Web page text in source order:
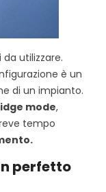
utilizzare.
è un
di un impianto.
mode,
tempo
perfetto